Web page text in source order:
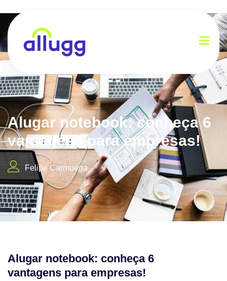
Alugar notebook: conheça 6
vantagens para empresas!
Felipe Carmuega
Alugar notebook: conheça 6
vantagens para empresas!